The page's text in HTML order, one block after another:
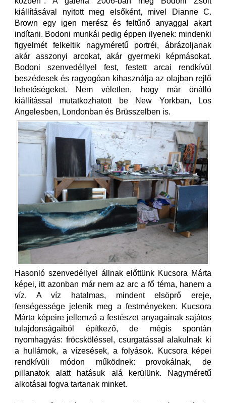
kiállításával nyitott meg elsőként, mivel Dianne C.
Brown egy igen merész és feltűnő anyaggal akart
indítani. Bodoni munkái pedig éppen ilyenek: mindenki
figyelmét felkeltik nagyméretű portréi, ábrázoljanak
akár asszonyi arcokat, akár gyermeki képmásokat.
Bodoni szenvedéllyel fest, festett arcai rendkívül
beszédesek és ragyogóan kihasználja az olajban rejlő
lehetőségeket. Nem véletlen, hogy már önálló
kiállítással mutatkozhatott be New Yorkban, Los
Angelesben, Londonban és Brüsszelben is.
Hasonló szenvedéllyel állnak előttünk Kucsora Márta
képei, itt azonban már nem az arc a fő téma, hanem a
víz. A víz hatalmas, mindent elsöprő ereje,
fenségessége jelenik meg a festményeken. Kucsora
Márta képeire jellemző a festészet anyagainak sajátos
tulajdonságaiból építkező, de mégis spontán
nyomhagyás: fröcsköléssel, csurgatással alakulnak ki
a hullámok, a vízesések, a folyások. Kucsora képei
rendkívüli módon működnek: provokálnak, de
pillanatok alatt hatásuk alá kerülünk. Nagyméretű
alkotásai fogva tartanak minket.